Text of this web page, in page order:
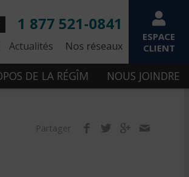
ESPACE
CLIENT
1 877 521-0841
Nos réseaux
Actualités
DE LA RÉGÎM NOUS JOINDRE
Partager